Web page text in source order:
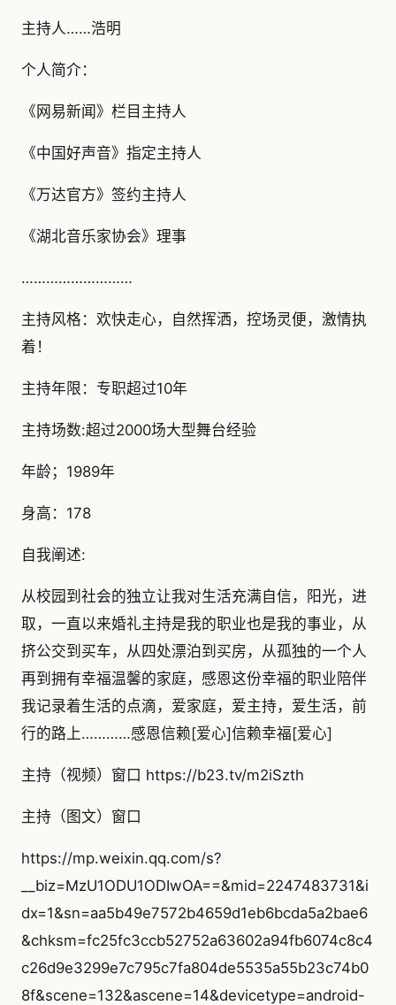
主持人……浩明
个人简介：
《网易新闻》栏目主持人
《中国好声音》指定主持人
《万达官方》签约主持人
《湖北音乐家协会》理事
………………………
主持风格：欢快走心，自然挥洒，控场灵便，激情执
着！
主持年限：专职超过10年
主持场数:超过2000场大型舞台经验
年龄；1989年
身高：178
自我阐述:
从校园到社会的独立让我对生活充满自信，阳光，进
取，一直以来婚礼主持是我的职业也是我的事业，从
挤公交到买车，从四处漂泊到买房，从孤独的一个人
再到拥有幸福温馨的家庭，感恩这份幸福的职业陪伴
我记录着生活的点滴，爱家庭，爱主持，爱生活，前
行的路上…………感恩信赖[爱心]信赖幸福[爱心]
主持（视频）窗口 https://b23.tv/m2iSzth
主持（图文）窗口
https://mp.weixin.qq.com/s?
__biz=MzU1ODU1ODIwOA==&mid=2247483731&i
dx=1&sn=aa5b49e7572b4659d1eb6bcda5a2bae6
&chksm=fc25fc3ccb52752a63602a94fb6074c8c4
c26d9e3299e7c795c7fa804de5535a55b23c74b0
8f&scene=132&ascene=14&devicetype=android-